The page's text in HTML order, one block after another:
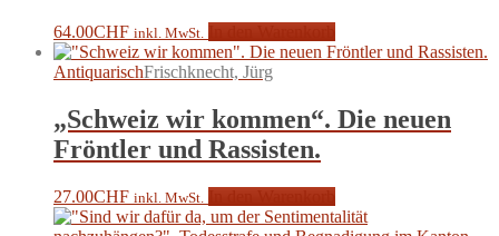
64.00CHF inkl. MwSt.
AntiquarischFrischknecht, Jürg
„Schweiz wir kommen“. Die neuen
Fröntler und Rassisten.
27.00CHF inkl. MwSt.